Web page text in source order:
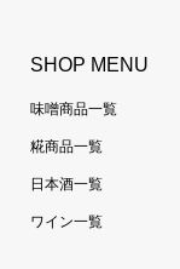
SHOP MENU
味噌商品一覧
糀商品一覧
日本酒一覧
ワイン一覧